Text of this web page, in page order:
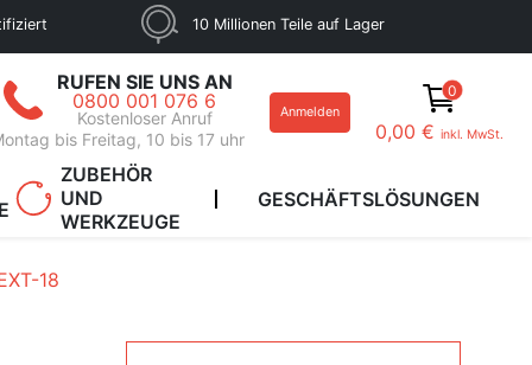
10 Millionen Teile auf Lager
RUFEN SIE UNS AN
0800 001 076 6
Kostenloser Anruf
bis Freitag, 10 bis 17 uhr
Anmelden
0
0,00 € inkl. MwSt.
ZUBEHÖR
UND
WERKZEUGE
GESCHÄFTSLÖSUNGEN
18